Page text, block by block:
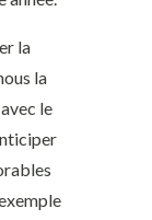
la
la
le